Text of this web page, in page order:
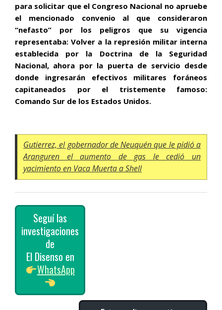
para solicitar que el Congreso Nacional no apruebe
el mencionado convenio al que consideraron
“nefasto” por los peligros que su vigencia
representaba: Volver a la represión militar interna
establecida por la Doctrina de la Seguridad
Nacional, ahora por la puerta de servicio desde
donde ingresarán efectivos militares foráneos
capitaneados por el tristemente famoso:
Comando Sur de los Estados Unidos.
Gutierrez, el gobernador de Neuquén que le pidió a
Aranguren el aumento de gas le cedió un
yacimiento en Vaca Muerta a Shell
Seguí las
investigaciones
de
El Disenso en
WhatsApp